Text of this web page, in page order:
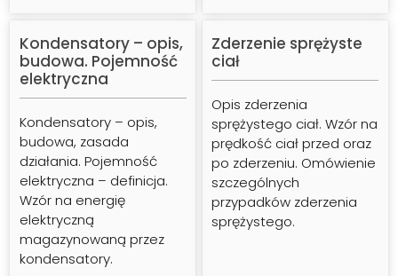
Zobacz Zobacz
Kondensatory – opis,
budowa. Pojemność
elektryczna
Kondensatory – opis,
budowa, zasada
działania. Pojemność
elektryczna – definicja.
Wzór na energię
elektryczną
magazynowaną przez
kondensatory.
Zderzenie sprężyste
ciał
Opis zderzenia
sprężystego ciał. Wzór na
prędkość ciał przed oraz
po zderzeniu. Omówienie
szczególnych
przypadków zderzenia
sprężystego.